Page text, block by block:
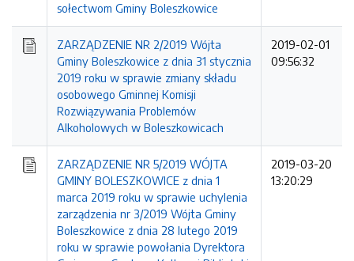
sołectwom Gminy Boleszkowice
ZARZĄDZENIE NR 2/2019 Wójta
Gminy Boleszkowice z dnia 31 stycznia
2019 roku w sprawie zmiany składu
osobowego Gminnej Komisji
Rozwiązywania Problemów
Alkoholowych w Boleszkowicach
2019-02-01
09:56:32
ZARZĄDZENIE NR 5/2019 WÓJTA
GMINY BOLESZKOWICE z dnia 1
marca 2019 roku w sprawie uchylenia
zarządzenia nr 3/2019 Wójta Gminy
Boleszkowice z dnia 28 lutego 2019
roku w sprawie powołania Dyrektora
2019-03-20
13:20:29